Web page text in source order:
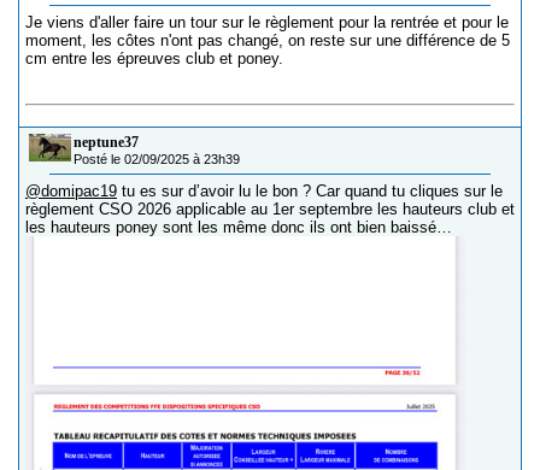
Je viens d'aller faire un tour sur le règlement pour la rentrée et pour le
moment, les côtes n'ont pas changé, on reste sur une différence de 5
cm entre les épreuves club et poney.
neptune37
Posté le 02/09/2025 à 23h39
@domipac19 tu es sur d’avoir lu le bon ? Car quand tu cliques sur le
règlement CSO 2026 applicable au 1er septembre les hauteurs club et
les hauteurs poney sont les même donc ils ont bien baissé…